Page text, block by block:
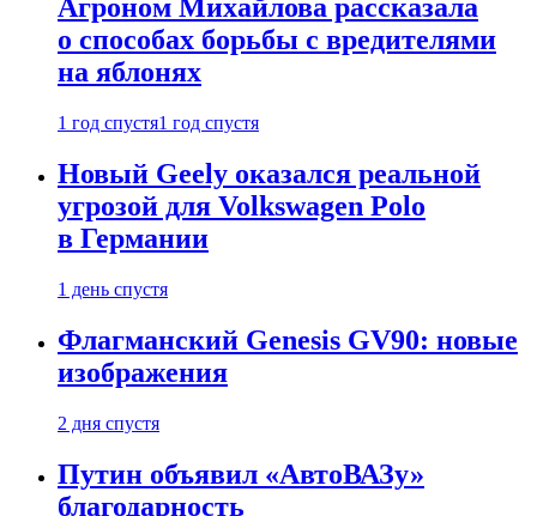
Агроном Михайлова рассказала
о способах борьбы с вредителями
на яблонях
1 год спустя1 год спустя
Новый Geely оказался реальной
угрозой для Volkswagen Polo
в Германии
1 день спустя
Флагманский Genesis GV90: новые
изображения
2 дня спустя
Путин объявил «АвтоВАЗу»
благодарность